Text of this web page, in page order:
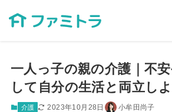
一人っ子の親の介護｜不
して自分の生活と両立し
介護 2023年10月28日 小牟田尚子